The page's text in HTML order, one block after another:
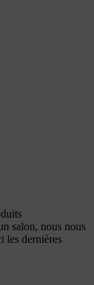
salon, nous nous
les dernières